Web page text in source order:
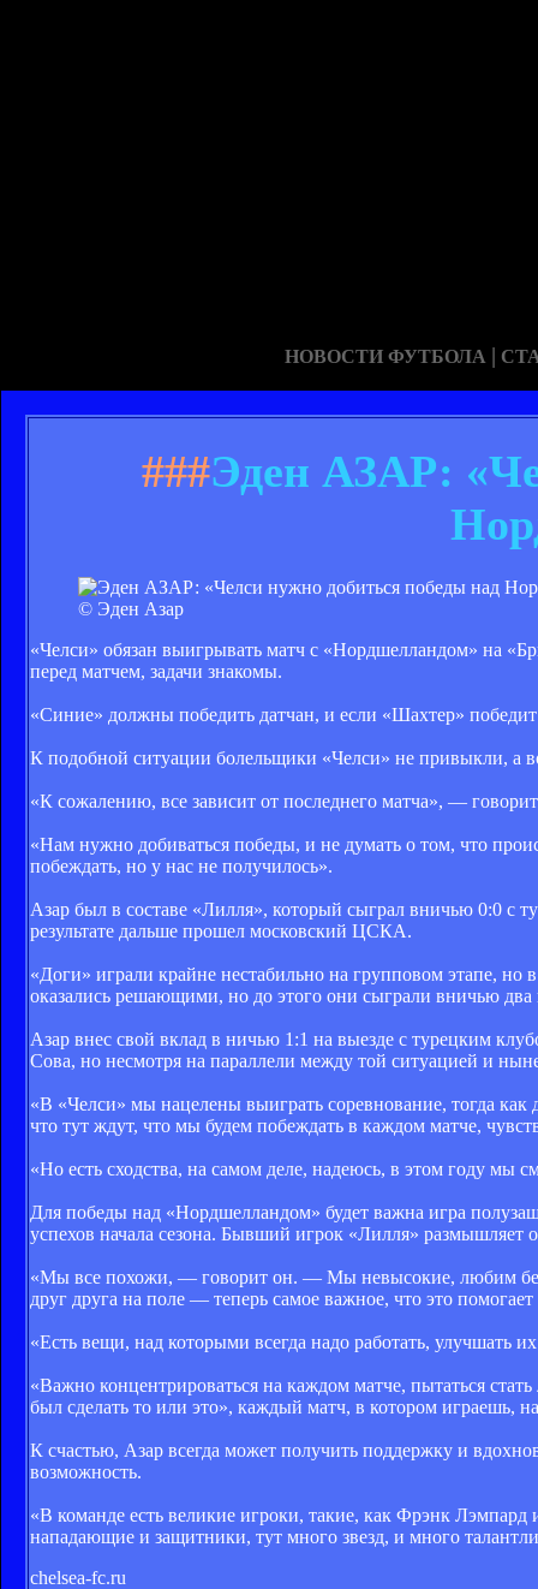
НОВОСТИ ФУТБОЛА |
###Эден АЗАР:
© Эден Азар
«Челси» обязан выигрывать матч с «Нордшелландом» на
перед матчем, задачи знакомы.
«Синие» должны победить датчан, и если «Шахтер»
К подобной ситуации болельщики «Челси» не привыкли, а
«К сожалению, все зависит от последнего матча», —
«Нам нужно добиваться победы, и не думать о том, что
побеждать, но у нас не получилось».
Азар был в составе «Лилля», который сыграл вничью 0:0 с
результате дальше прошел московский ЦСКА.
«Доги» играли крайне нестабильно на групповом этапе,
оказались решающими, но до этого они сыграли вничью
Азар внес свой вклад в ничью 1:1 на выезде с турецким
Сова, но несмотря на параллели между той ситуацией и
«В «Челси» мы нацелены выиграть соревнование, тогда
что тут ждут, что мы будем побеждать в каждом матче,
«Но есть сходства, на самом деле, надеюсь, в этом году мы
Для победы над «Нордшелландом» будет важна игра
успехов начала сезона. Бывший игрок «Лилля» размышляет
«Мы все похожи, — говорит он. — Мы невысокие, любим
друг друга на поле — теперь самое важное, что это
«Есть вещи, над которыми всегда надо работать, улучшать
«Важно концентрироваться на каждом матче, пытаться
был сделать то или это», каждый матч, в котором играешь,
К счастью, Азар всегда может получить поддержку и
возможность.
«В команде есть великие игроки, такие, как Фрэнк
нападающие и защитники, тут много звезд, и много
chelsea-fc.ru